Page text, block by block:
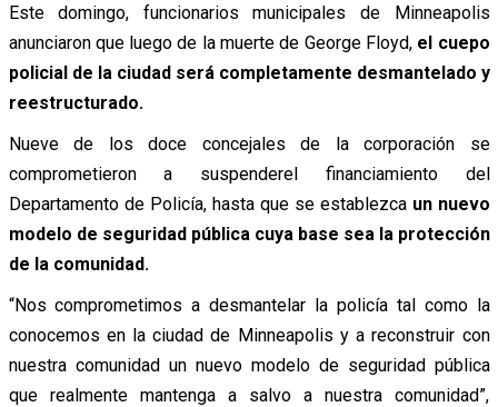
Este domingo, funcionarios municipales de Minneapolis
anunciaron que luego de la muerte de George Floyd, el cuepo
policial de la ciudad será completamente desmantelado y
reestructurado.
Nueve de los doce concejales de la corporación se
comprometieron a suspenderel financiamiento del
Departamento de Policía, hasta que se establezca un nuevo
modelo de seguridad pública cuya base sea la protección
de la comunidad.
“Nos comprometimos a desmantelar la policía tal como la
conocemos en la ciudad de Minneapolis y a reconstruir con
nuestra comunidad un nuevo modelo de seguridad pública
que realmente mantenga a salvo a nuestra comunidad”,